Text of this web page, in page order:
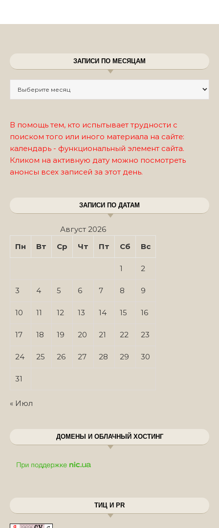
ЗАПИСИ ПО МЕСЯЦАМ
В помощь тем, кто испытывает трудности с
поиском того или иного материала на сайте:
календарь - функциональный элемент сайта.
Кликом на активную дату можно посмотреть
анонсы всех записей за этот день.
ЗАПИСИ ПО ДАТАМ
Август 2026
Пн
Вт Ср Чт Пт Сб Вс
1 2
3 4 5 6 7 8 9
10 11 12 13 14 15 16
17 18 19 20 21 22 23
24 25 26 27 28 29 30
31
« Июл
ДОМЕНЫ И ОБЛАЧНЫЙ ХОСТИНГ
ТИЦ И PR